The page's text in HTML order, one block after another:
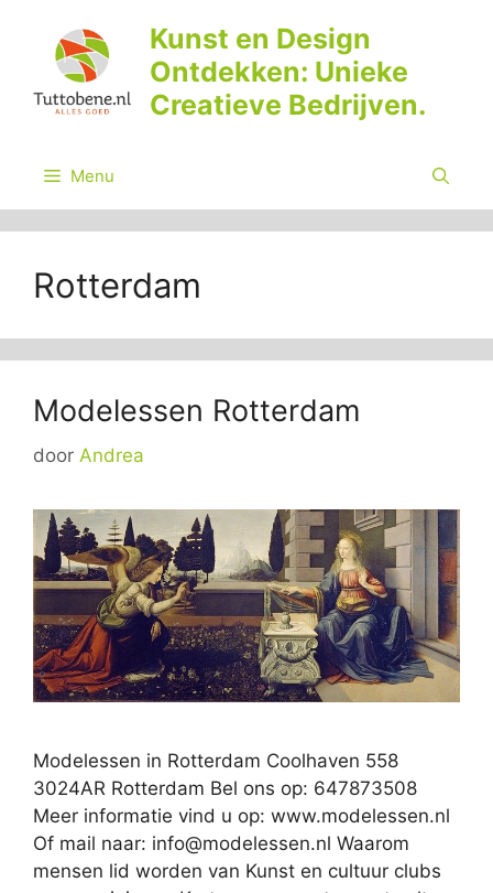
inhoud
Kunst en Design
Ontdekken: Unieke
Creatieve Bedrijven.
Menu
Rotterdam
Modelessen Rotterdam
door Andrea
Modelessen in Rotterdam Coolhaven 558
3024AR Rotterdam Bel ons op: 647873508
Meer informatie vind u op: www.modelessen.nl
Of mail naar: info@modelessen.nl Waarom
mensen lid worden van Kunst en cultuur clubs